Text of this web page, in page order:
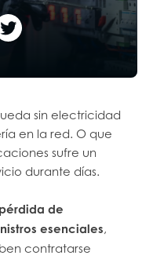
sin electricidad
en la red. O que
sufre un
durante días.
pérdida de
esenciales,
contratarse